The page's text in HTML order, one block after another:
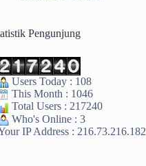
Pengunjung
Users Today : 108
This Month : 1046
Total Users : 217240
Who's Online : 3
IP Address : 216.73.216.182